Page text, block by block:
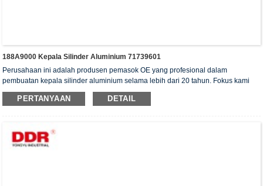
188A9000 Kepala Silinder Aluminium 71739601
Perusahaan ini adalah produsen pemasok OE yang profesional dalam
pembuatan kepala silinder aluminium selama lebih dari 20 tahun. Fokus kami
adalah pada kualitas dan layanan. Kepala silinder kami telah memperoleh
sertifikat otentikasi ISO16949, "Kepala silinder dengan penyegelan tinggi",
PERTANYAAN DETAIL